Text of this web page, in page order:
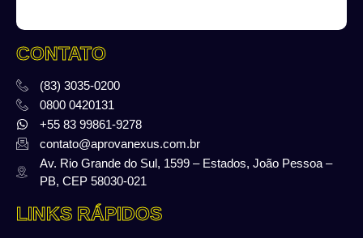
CONTATO
(83) 3035-0200
0800 0420131
+55 83 99861-9278
contato@aprovanexus.com.br
Av. Rio Grande do Sul, 1599 – Estados, João Pessoa –
PB, CEP 58030-021
LINKS RÁPIDOS